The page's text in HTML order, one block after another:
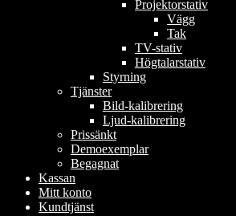
Projektorstativ
Vägg
Tak
TV-stativ
Högtalarstativ
Styrning
Tjänster
Bild-kalibrering
Ljud-kalibrering
Prissänkt
Demoexemplar
Begagnat
Kassan
Mitt konto
Kundtjänst